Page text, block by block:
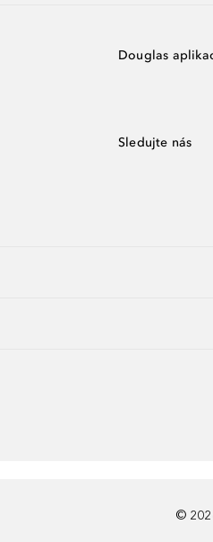
Douglas
Sledujte nás
©